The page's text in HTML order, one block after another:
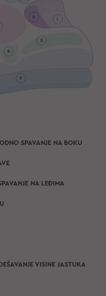
SPAVANJE NA BOKU
NA LEĐIMA
VISINE JASTUKA